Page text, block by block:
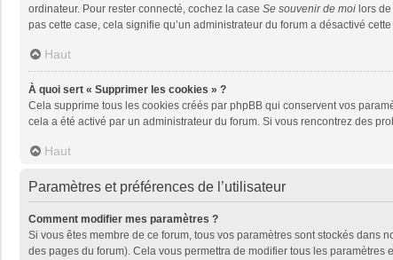
ordinateur. Pour rester connecté, cochez la case Se souvenir de moi lors
pas cette case, cela signifie qu’un administrateur du forum a désactivé
Haut
À quoi sert « Supprimer les cookies » ?
Cela supprime tous les cookies créés par phpBB qui conservent vos
cela a été activé par un administrateur du forum. Si vous rencontrez des
Haut
Paramètres et préférences de l’utilisateur
Comment modifier mes paramètres ?
Si vous êtes membre de ce forum, tous vos paramètres sont stockés dans
des pages du forum). Cela vous permettra de modifier tous les paramètres